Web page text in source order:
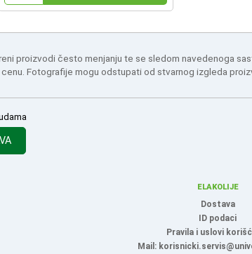
proizvodi često menjanju te se sledom navedenoga
Fotografije mogu odstupati od stvarnog izgleda
ELAKOLIJE
Dostava
ID podaci
Pravila i uslovi
Mail: